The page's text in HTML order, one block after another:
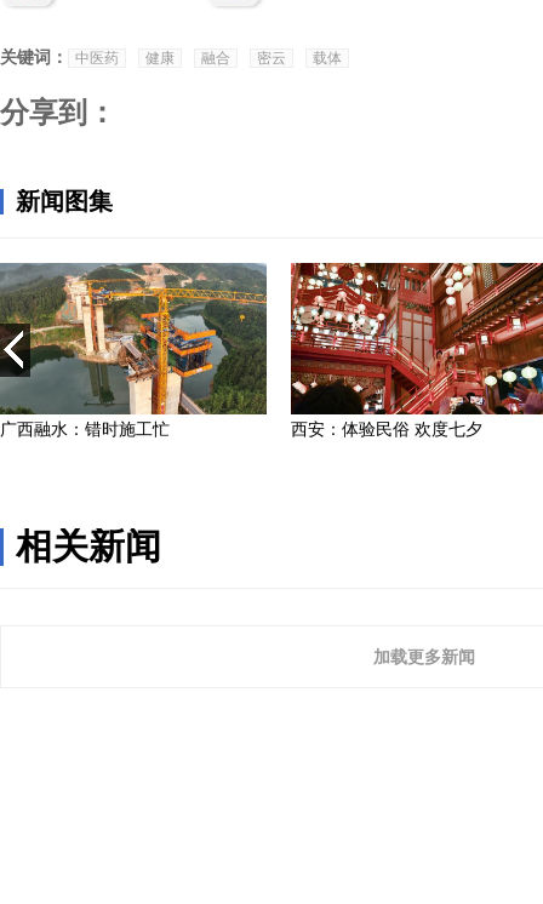
关键词： 中医药 健康 融合 密云 载体
分享到：
相关新闻
加载更多新闻